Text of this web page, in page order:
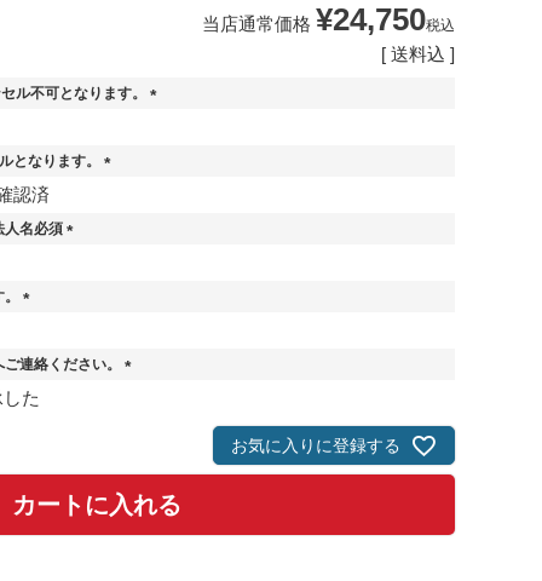
当店通常価格 ¥24,750税込
送料込
ル不可となります。
となります。
認済
人名必須
須
)
連絡ください。
た
お気に入りに登録する
カートに入れる